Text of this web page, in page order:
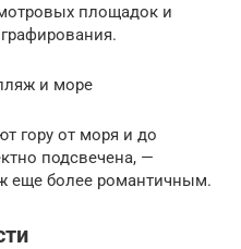
площадок и
и море
гору от моря и до
подсвечена, —
еще более романтичным.